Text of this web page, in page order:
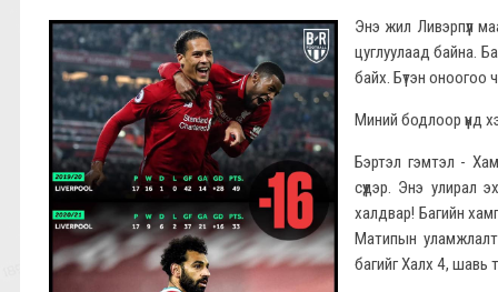
Энэ жил Ливэрпүүл
цуглуулаад байна.
байх. Бүтэн оноогоо
Миний бодлоор үүнд
Бэртэл гэмтэл -
сүүдэр. Энэ улирал
халдвар! Багийн
Матипын
багийг Халх 4, шавь